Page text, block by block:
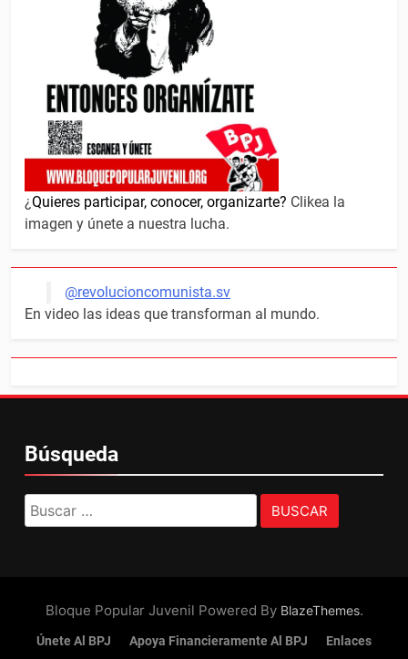
¿Quieres participar, conocer, organizarte? Clikea la
imagen y únete a nuestra lucha.
@revolucioncomunista.sv
En video las ideas que transforman al mundo.
Búsqueda
Buscar:
Bloque Popular Juvenil Powered By BlazeThemes.
Únete Al BPJ Apoya Financieramente Al BPJ Enlaces